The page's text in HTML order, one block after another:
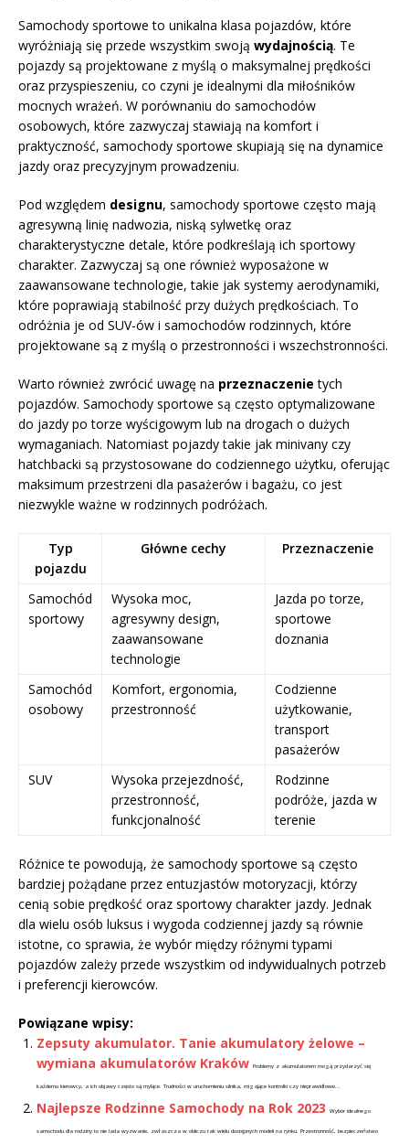
Samochody sportowe to unikalna klasa pojazdów, które
wyróżniają się przede wszystkim swoją wydajnością. Te
pojazdy są projektowane z myślą o maksymalnej prędkości
oraz przyspieszeniu, co czyni je idealnymi dla miłośników
mocnych wrażeń. W porównaniu do samochodów
osobowych, które zazwyczaj stawiają na komfort i
praktyczność, samochody sportowe skupiają się na dynamice
jazdy oraz precyzyjnym prowadzeniu.
Pod względem designu, samochody sportowe często mają
agresywną linię nadwozia, niską sylwetkę oraz
charakterystyczne detale, które podkreślają ich sportowy
charakter. Zazwyczaj są one również wyposażone w
zaawansowane technologie, takie jak systemy aerodynamiki,
które poprawiają stabilność przy dużych prędkościach. To
odróżnia je od SUV-ów i samochodów rodzinnych, które
projektowane są z myślą o przestronności i wszechstronności.
Warto również zwrócić uwagę na przeznaczenie tych
pojazdów. Samochody sportowe są często optymalizowane
do jazdy po torze wyścigowym lub na drogach o dużych
wymaganiach. Natomiast pojazdy takie jak minivany czy
hatchbacki są przystosowane do codziennego użytku, oferując
maksimum przestrzeni dla pasażerów i bagażu, co jest
niezwykle ważne w rodzinnych podróżach.
Typ
pojazdu
Główne cechy Przeznaczenie
Samochód
sportowy
Wysoka moc,
agresywny design,
zaawansowane
technologie
Jazda po torze,
sportowe
doznania
Samochód
osobowy
Komfort, ergonomia,
przestronność
Codzienne
użytkowanie,
transport
pasażerów
SUV
Wysoka przejezdność,
przestronność,
funkcjonalność
Rodzinne
podróże, jazda w
terenie
Różnice te powodują, że samochody sportowe są często
bardziej pożądane przez entuzjastów motoryzacji, którzy
cenią sobie prędkość oraz sportowy charakter jazdy. Jednak
dla wielu osób luksus i wygoda codziennej jazdy są równie
istotne, co sprawia, że wybór między różnymi typami
pojazdów zależy przede wszystkim od indywidualnych potrzeb
i preferencji kierowców.
Powiązane wpisy:
Zepsuty akumulator. Tanie akumulatory żelowe –
wymiana akumulatorów Kraków Problemy z akumulatorem mogą przydarzyć się
każdemu kierowcy, a ich objawy często są mylące. Trudności w uruchomieniu silnika, migające kontrolki czy nieprawidłowe...
Najlepsze Rodzinne Samochody na Rok 2023 Wybór idealnego
samochodu dla rodziny to nie lada wyzwanie, zwłaszcza w obliczu tak wielu dostępnych modeli na rynku. Przestronność, bezpieczeństwo